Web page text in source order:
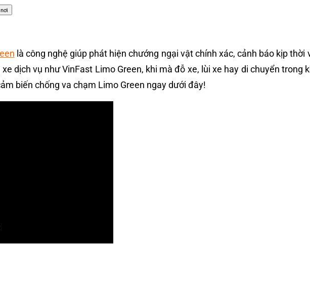
là công nghệ giúp phát hiện chướng ngại vật chính xác, cảnh báo kịp
dịch vụ như VinFast Limo Green, khi mà đỗ xe, lùi xe hay di chuyển
biến chống va chạm Limo Green ngay dưới đây!